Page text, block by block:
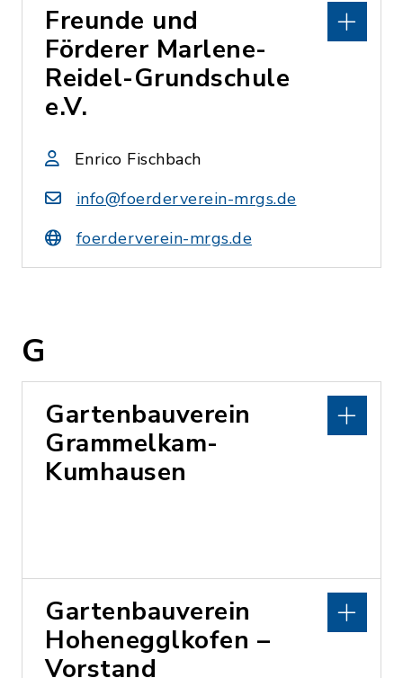
Freunde und
Förderer Marlene-
Reidel-Grundschule
e.V.
Enrico Fischbach
info@foerderverein-mrgs.de
foerderverein-mrgs.de
G
Gartenbauverein
Grammelkam-
Kumhausen
Gartenbauverein
Hohenegglkofen –
Vorstand